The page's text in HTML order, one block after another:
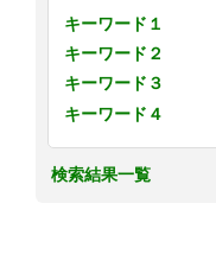
キーワード１
キーワード２
キーワード３
キーワード４
検索結果一覧